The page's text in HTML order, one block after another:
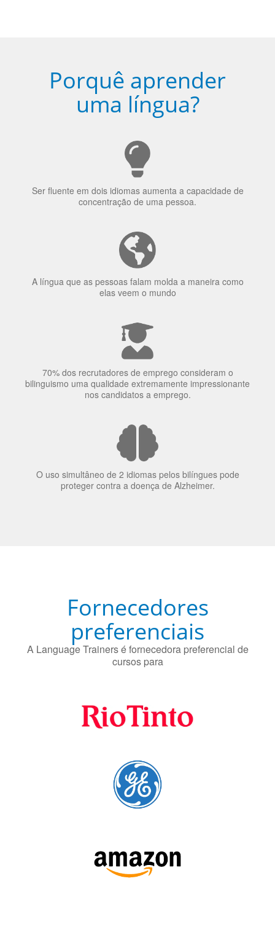
Porquê aprender
uma língua?
Ser fluente em dois idiomas aumenta a capacidade de
concentração de uma pessoa.
A língua que as pessoas falam molda a maneira como
elas veem o mundo
70% dos recrutadores de emprego consideram o
bilinguismo uma qualidade extremamente impressionante
nos candidatos a emprego.
O uso simultâneo de 2 idiomas pelos bilíngues pode
proteger contra a doença de Alzheimer.
Fornecedores
preferenciais
A Language Trainers é fornecedora preferencial de
cursos para